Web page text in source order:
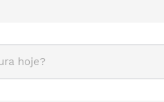
hoje?